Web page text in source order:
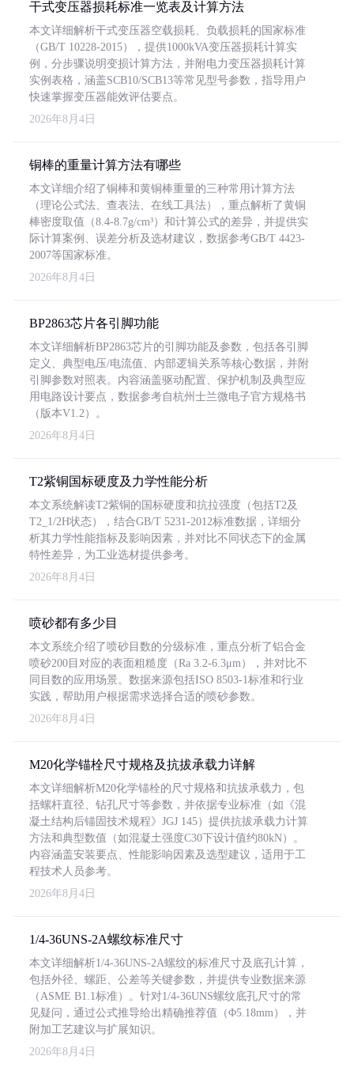
干式变压器损耗标准一览表及计算方法
本文详细解析干式变压器空载损耗、负载损耗的国家标准
（GB/T 10228-2015），提供1000kVA变压器损耗计算实
例，分步骤说明变损计算方法，并附电力变压器损耗计算
实例表格，涵盖SCB10/SCB13等常见型号参数，指导用户
快速掌握变压器能效评估要点。
2026年8月4日
铜棒的重量计算方法有哪些
本文详细介绍了铜棒和黄铜棒重量的三种常用计算方法
（理论公式法、查表法、在线工具法），重点解析了黄铜
棒密度取值（8.4-8.7g/cm³）和计算公式的差异，并提供实
际计算案例、误差分析及选材建议，数据参考GB/T 4423-
2007等国家标准。
2026年8月4日
BP2863芯片各引脚功能
本文详细解析BP2863芯片的引脚功能及参数，包括各引脚
定义、典型电压/电流值、内部逻辑关系等核心数据，并附
引脚参数对照表。内容涵盖驱动配置、保护机制及典型应
用电路设计要点，数据参考自杭州士兰微电子官方规格书
（版本V1.2）。
2026年8月4日
T2紫铜国标硬度及力学性能分析
本文系统解读T2紫铜的国标硬度和抗拉强度（包括T2及
T2_1/2H状态），结合GB/T 5231-2012标准数据，详细分
析其力学性能指标及影响因素，并对比不同状态下的金属
特性差异，为工业选材提供参考。
2026年8月4日
喷砂都有多少目
本文系统介绍了喷砂目数的分级标准，重点分析了铝合金
喷砂200目对应的表面粗糙度（Ra 3.2-6.3μm），并对比不
同目数的应用场景。数据来源包括ISO 8503-1标准和行业
实践，帮助用户根据需求选择合适的喷砂参数。
2026年8月4日
M20化学锚栓尺寸规格及抗拔承载力详解
本文详细解析M20化学锚栓的尺寸规格和抗拔承载力，包
括螺杆直径、钻孔尺寸等参数，并依据专业标准（如《混
凝土结构后锚固技术规程》JGJ 145）提供抗拔承载力计算
方法和典型数值（如混凝土强度C30下设计值约80kN）。
内容涵盖安装要点、性能影响因素及选型建议，适用于工
程技术人员参考。
2026年8月4日
1/4-36UNS-2A螺纹标准尺寸
本文详细解析1/4-36UNS-2A螺纹的标准尺寸及底孔计算，
包括外径、螺距、公差等关键参数，并提供专业数据来源
（ASME B1.1标准）。针对1/4-36UNS螺纹底孔尺寸的常
见疑问，通过公式推导给出精确推荐值（Φ5.18mm），并
附加工艺建议与扩展知识。
2026年8月4日